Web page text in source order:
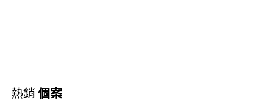
熱銷個案